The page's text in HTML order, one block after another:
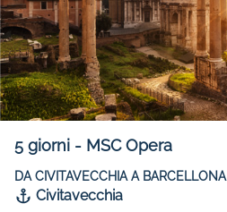
5 giorni - MSC Opera
DA CIVITAVECCHIA A BARCELLONA
Civitavecchia